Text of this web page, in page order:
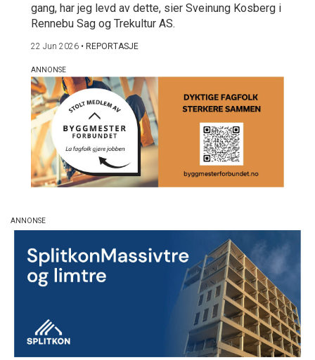
gang, har jeg levd av dette, sier Sveinung Kosberg i
Rennebu Sag og Trekultur AS.
22 Jun 2026 • REPORTASJE